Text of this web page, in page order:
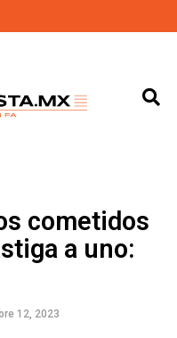
cometidos
a uno:
12, 2023